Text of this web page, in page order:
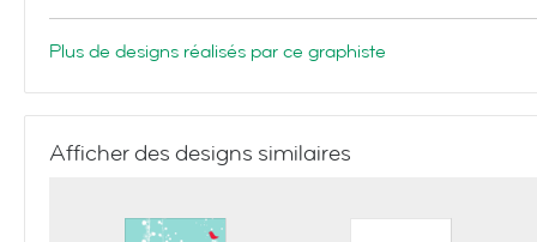
Plus de designs réalisés par ce graphiste
Afficher des designs similaires